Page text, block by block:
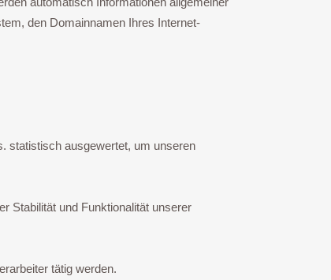
den Domainnamen Ihres Internet-
statistisch ausgewertet, um unseren
Stabilität und Funktionalität unserer
tätig werden.